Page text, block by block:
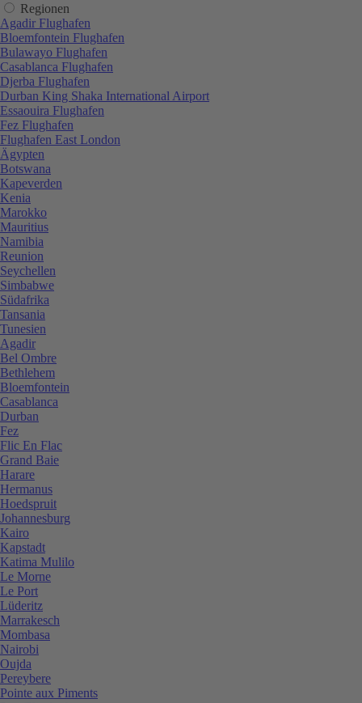
Regionen
Agadir Flughafen
Bloemfontein Flughafen
Bulawayo Flughafen
Casablanca Flughafen
Djerba Flughafen
Durban King Shaka International Airport
Essaouira Flughafen
Fez Flughafen
Flughafen East London
Ägypten
Botswana
Kapeverden
Kenia
Marokko
Mauritius
Namibia
Reunion
Seychellen
Simbabwe
Südafrika
Tansania
Tunesien
Agadir
Bel Ombre
Bethlehem
Bloemfontein
Casablanca
Durban
Fez
Flic En Flac
Grand Baie
Harare
Hermanus
Hoedspruit
Johannesburg
Kairo
Kapstadt
Katima Mulilo
Le Morne
Le Port
Lüderitz
Marrakesch
Mombasa
Nairobi
Oujda
Pereybere
Pointe aux Piments